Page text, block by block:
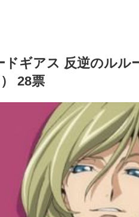
ドギアス 反逆のルル
28票